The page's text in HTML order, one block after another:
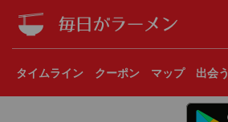
タイムライン クーポン マップ 出会う